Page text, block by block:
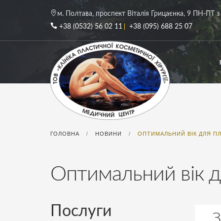
м. Полтава, проспект Віталія Грицаєнка, 9 ПН-ПТ з
+38 (0532) 56 02 11
+38 (095) 688 25 07
ГОЛОВНА / НОВИНИ / ОПТИМАЛЬНИЙ ВІК ДЛЯ
Оптимальний вік
Послуги